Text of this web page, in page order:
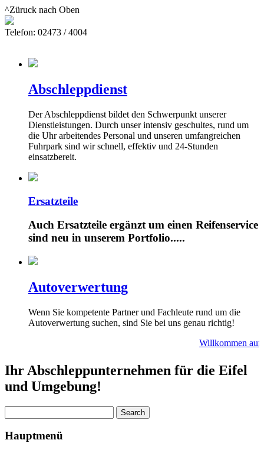
^Züruck nach Oben
Telefon: 02473 / 4004
Abschleppdienst
Der Abschleppdienst bildet den Schwerpunkt unserer
Dienstleistungen. Durch unser intensiv geschultes, rund um
die Uhr arbeitendes Personal und unseren umfangreichen
Fuhrpark sind wir schnell, effektiv und 24-Stunden
einsatzbereit.
Ersatzteile
Auch Ersatzteile ergänzt um einen Reifenservice
sind neu in unserem Portfolio.....
Autoverwertung
Wenn Sie kompetente Partner und Fachleute rund um die
Autoverwertung suchen, sind Sie bei uns genau richtig!
Willkommen auf
Ihr Abschleppunternehmen für die Eifel
und Umgebung!
Hauptmenü